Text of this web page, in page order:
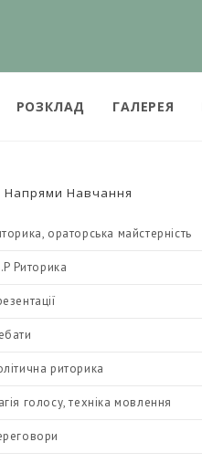
РОЗКЛАД ГАЛЕРЕЯ
Напрями Навчання
ораторська майстерність
Риторика
риторика
голосу, техніка мовлення